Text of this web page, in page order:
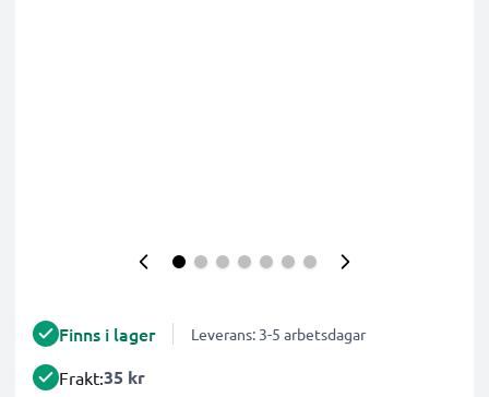
Finns i lager Leverans: 3-5 arbetsdagar
Frakt:35 kr